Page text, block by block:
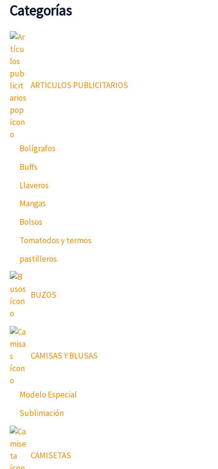
Categorías
ARTICULOS PUBLICITARIOS
Bolígrafos
Buffs
Llaveros
Mangas
Bolsos
Tomatodos y termos
pastilleros
BUZOS
CAMISAS Y BLUSAS
Modelo Especial
Sublimación
CAMISETAS